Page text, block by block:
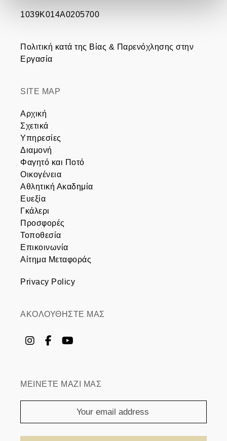
1039Κ014Α0205700
Πολιτική κατά της Βίας & Παρενόχλησης στην
Εργασία
SITE MAP
Αρχική
Σχετικά
Υπηρεσίες
Διαμονή
Φαγητό και Ποτό
Οικογένεια
Αθλητική Ακαδημία
Ευεξία
Γκάλερι
Προσφορές
Τοποθεσία
Επικοινωνία
Αίτημα Μεταφοράς
Privacy Policy
ΑΚΟΛΟΥΘΗΣΤΕ ΜΑΣ
ΜΕΙΝΕΤΕ ΜΑΖΙ ΜΑΣ